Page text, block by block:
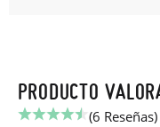
PRODUCTO
(6 Reseñas)